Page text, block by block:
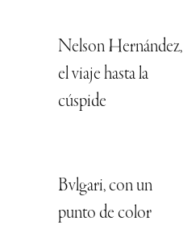
Nelson Hernández,
el viaje hasta la
cúspide
Bvlgari, con un
punto de color